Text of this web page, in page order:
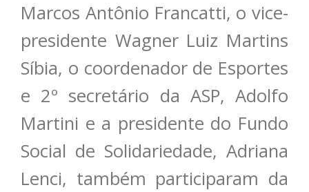
Marcos Antônio Francatti, o vice-
presidente Wagner Luiz Martins
Síbia, o coordenador de Esportes
e 2º secretário da ASP, Adolfo
Martini e a presidente do Fundo
Social de Solidariedade, Adriana
Lenci, também participaram da